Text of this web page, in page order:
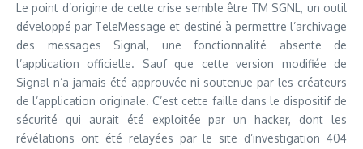
Le point d’origine de cette crise semble être TM SGNL, un outil
développé par TeleMessage et destiné à permettre l’archivage
des messages Signal, une fonctionnalité absente de
l’application officielle. Sauf que cette version modifiée de
Signal n’a jamais été approuvée ni soutenue par les créateurs
de l’application originale. C’est cette faille dans le dispositif de
sécurité qui aurait été exploitée par un hacker, dont les
révélations ont été relayées par le site d’investigation 404